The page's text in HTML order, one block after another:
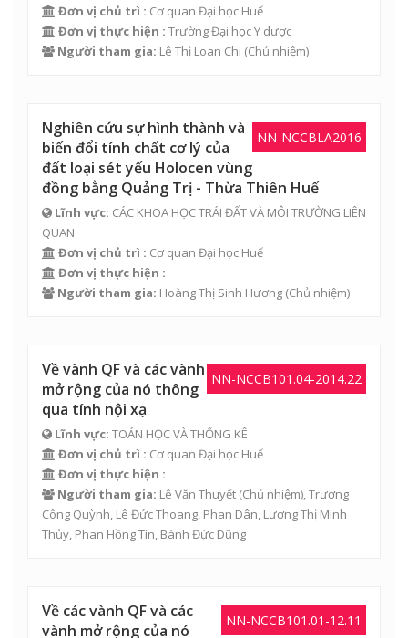
Đơn vị chủ trì : Cơ quan Đại học Huế
Đơn vị thực hiện : Trường Đại học Y dược
Người tham gia: Lê Thị Loan Chi (Chủ nhiệm)
NN-NCCBLA2016
Nghiên cứu sự hình thành và
biến đổi tính chất cơ lý của
đất loại sét yếu Holocen vùng
đồng bằng Quảng Trị - Thừa Thiên Huế
Lĩnh vực: CÁC KHOA HỌC TRÁI ĐẤT VÀ MÔI TRƯỜNG LIÊN
QUAN
Đơn vị chủ trì : Cơ quan Đại học Huế
Đơn vị thực hiện :
Người tham gia: Hoàng Thị Sinh Hương (Chủ nhiệm)
NN-NCCB101.04-2014.22
Về vành QF và các vành
mở rộng của nó thông
qua tính nội xạ
Lĩnh vực: TOÁN HỌC VÀ THỐNG KÊ
Đơn vị chủ trì : Cơ quan Đại học Huế
Đơn vị thực hiện :
Người tham gia: Lê Văn Thuyết (Chủ nhiệm), Trương
Công Quỳnh, Lê Đức Thoang, Phan Dân, Lương Thị Minh
Thủy, Phan Hồng Tín, Bành Đức Dũng
NN-NCCB101.01-12.11
Về các vành QF và các
vành mở rộng của nó